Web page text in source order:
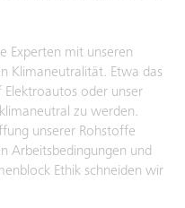
Experten mit unseren
Klimaneutralität. Etwa das
oder unser
zu werden.
unserer Rohstoffe
Arbeitsbedingungen und
Ethik schneiden wir